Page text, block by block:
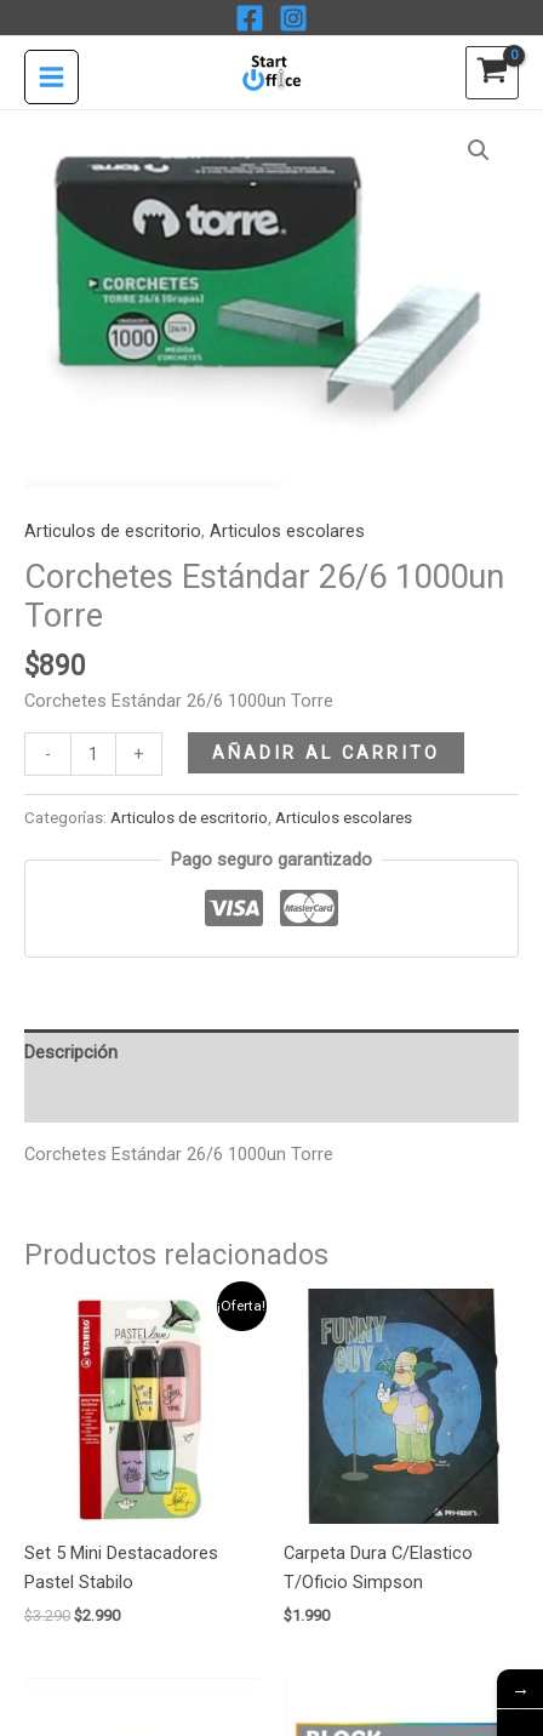
al
contenido
Articulos de escritorio, Articulos escolares
Corchetes Estándar 26/6 1000un
Torre
$890
Corchetes Estándar 26/6 1000un Torre
-
Estándar
26/6
1000un
Torre
+ AÑADIR AL CARRITO
Categorías: Articulos de escritorio Articulos escolares
Pago seguro garantizado
Descripción
Corchetes Estándar 26/6 1000un Torre
Productos relacionados
¡Oferta!
Set 5 Mini Destacadores
Pastel Stabilo
$3.290
El
precio
original
era:
$3.290.
$2.990
actual
es:
$2.990.
Carpeta Dura C/Elastico
T/Oficio Simpson
$1.990
Torre
cantidad
→